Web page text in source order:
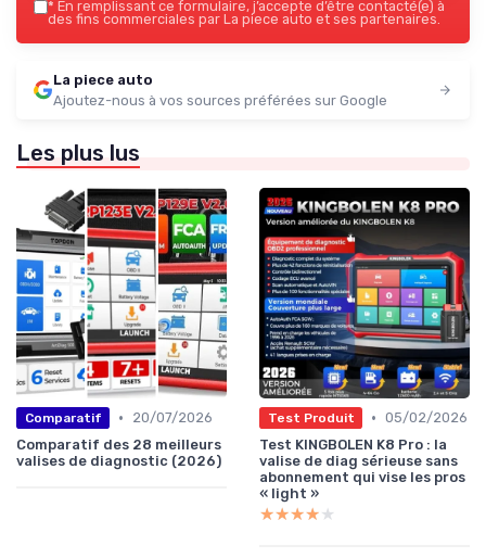
* En remplissant ce formulaire, j’accepte d’être contacté(e) à
des fins commerciales par La piece auto et ses partenaires.
La piece auto
Ajoutez-nous à vos sources préférées sur Google
Les plus lus
Comparatif •
20/07/2026
Comparatif des 28 meilleurs
valises de diagnostic (2026)
Test Produit • 05/02/2026
Test KINGBOLEN K8 Pro : la
valise de diag sérieuse sans
abonnement qui vise les pros
« light »
★★★★★
★★★★★